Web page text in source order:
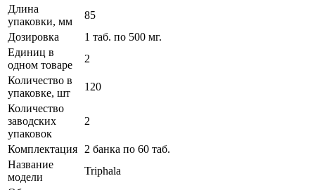
Длина
упаковки, мм
85
Дозировка
1 таб. по 500 мг.
Единиц в
одном товаре
2
Количество в
упаковке, шт
120
Количество
заводских
упаковок
2
Комплектация
2 банка по 60 таб.
Название
модели
Triphala